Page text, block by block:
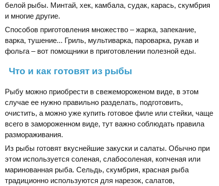
белой рыбы. Минтай, хек, камбала, судак, карась, скумбрия
и многие другие.
Способов приготовления множество – жарка, запекание,
варка, тушение... Гриль, мультиварка, пароварка, рукав и
фольга – вот помощники в приготовлении полезной еды.
Что и как готовят из рыбы
Рыбу можно приобрести в свежемороженом виде, в этом
случае ее нужно правильно разделать, подготовить,
очистить, а можно уже купить готовое филе или стейки, чаще
всего в замороженном виде, тут важно соблюдать правила
размораживания.
Из рыбы готовят вкуснейшие закуски и салаты. Обычно при
этом используется соленая, слабосоленая, копченая или
маринованная рыба. Сельдь, скумбрия, красная рыба
традиционно используются для нарезок, салатов,